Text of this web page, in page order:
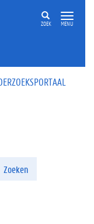
ZOEK MENU
Zoeken